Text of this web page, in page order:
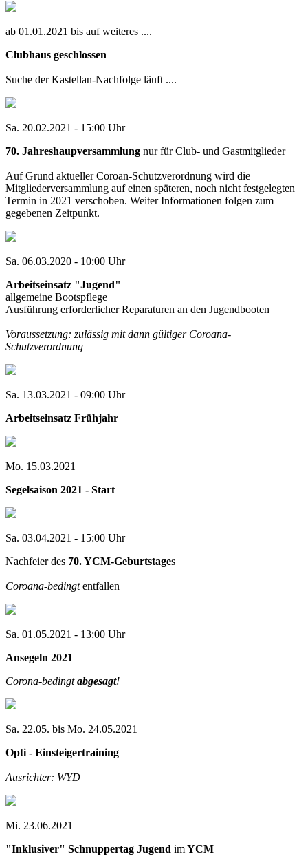
ab 01.01.2021 bis auf weiteres ....
Clubhaus geschlossen
Suche der Kastellan-Nachfolge läuft ....
Sa. 20.02.2021 - 15:00 Uhr
70. Jahreshaupversammlung nur für Club- und Gastmitglieder
Auf Grund aktueller Coroan-Schutzverordnung wird die
Mitgliederversammlung auf einen späteren, noch nicht festgelegten
Termin in 2021 verschoben. Weiter Informationen folgen zum
gegebenen Zeitpunkt.
Sa. 06.03.2020 - 10:00 Uhr
Arbeitseinsatz "Jugend"
allgemeine Bootspflege
Ausführung erforderlicher Reparaturen an den Jugendbooten
Voraussetzung: zulässig mit dann gültiger Coroana-
Schutzverordnung
Sa. 13.03.2021 - 09:00 Uhr
Arbeitseinsatz Frühjahr
Mo. 15.03.2021
Segelsaison 2021 - Start
Sa. 03.04.2021 - 15:00 Uhr
Nachfeier des 70. YCM-Geburtstages
Coroana-bedingtentfallen
Sa. 01.05.2021 - 13:00 Uhr
Ansegeln 2021
Corona-bedingtabgesagt!
Sa. 22.05. bis Mo. 24.05.2021
Opti - Einsteigertraining
Ausrichter: WYD
Mi. 23.06.2021
"Inklusiver" Schnuppertag Jugend imYCM